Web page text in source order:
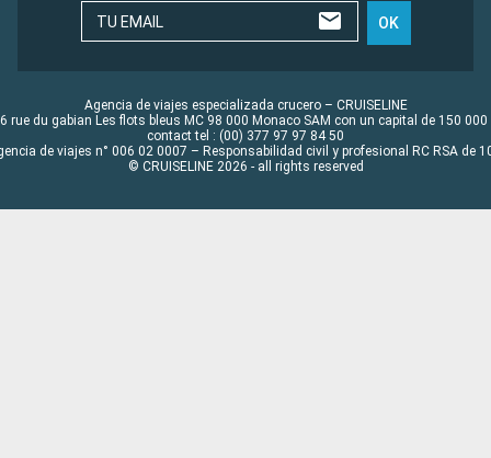
TU EMAIL OK
Agencia de viajes especializada crucero – CRUISELINE
rue du gabian Les flots bleus MC 98 000 Monaco SAM con un capital de 150 000
contact tel : (00) 377 97 97 84 50
de viajes n° 006 02 0007 – Responsabilidad civil y profesional RC RSA de
© CRUISELINE 2026 - all rights reserved